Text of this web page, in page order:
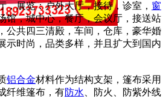
，展览：户外大厅，接待，诊室， 窗
馆，城中心，餐厅，会议厅，接送站
公共四三清殿，车间，仓库，豪华婚
示时尚，品类多样，并且扩大到国内
铝合金材料作为结构支架，篷布采用
纤维篷布，有防水 、防火、防紫外线